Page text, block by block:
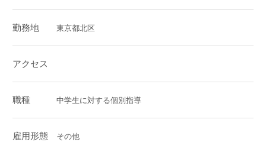
勤務地 東京都北区
アクセス
職種 中学生に対する個別指導
雇用形態 その他